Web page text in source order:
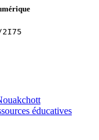
2I75
éducatives